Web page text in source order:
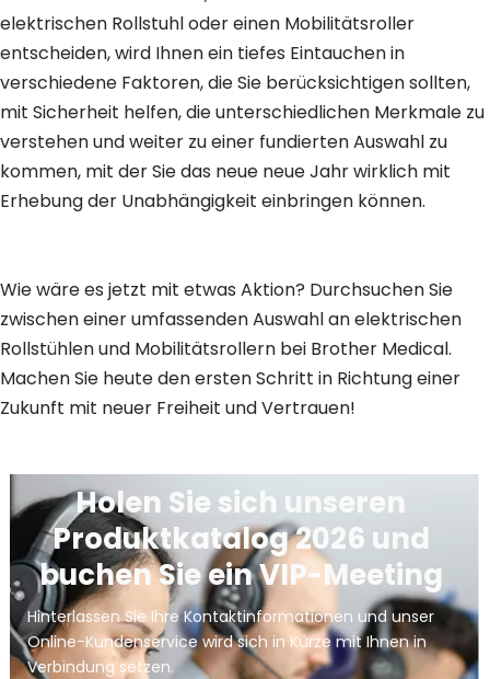
elektrischen Rollstuhl oder einen Mobilitätsroller
entscheiden, wird Ihnen ein tiefes Eintauchen in
verschiedene Faktoren, die Sie berücksichtigen sollten,
mit Sicherheit helfen, die unterschiedlichen Merkmale zu
verstehen und weiter zu einer fundierten Auswahl zu
kommen, mit der Sie das neue neue Jahr wirklich mit
Erhebung der Unabhängigkeit einbringen können.
Wie wäre es jetzt mit etwas Aktion? Durchsuchen Sie
zwischen einer umfassenden Auswahl an elektrischen
Rollstühlen und Mobilitätsrollern bei Brother Medical.
Machen Sie heute den ersten Schritt in Richtung einer
Zukunft mit neuer Freiheit und Vertrauen!
Holen Sie sich unseren
Produktkatalog 2026 und
buchen Sie ein VIP-Meeting
Hinterlassen Sie Ihre Kontaktinformationen und unser
Online-Kundenservice wird sich in Kürze mit Ihnen in
Verbindung setzen.